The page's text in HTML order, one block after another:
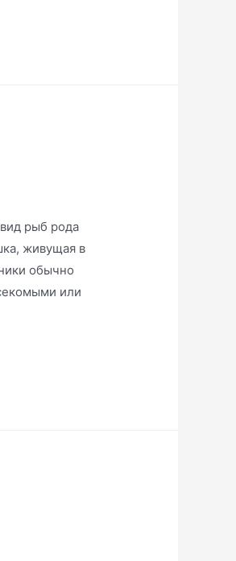
рыб рода
живущая в
обычно
или